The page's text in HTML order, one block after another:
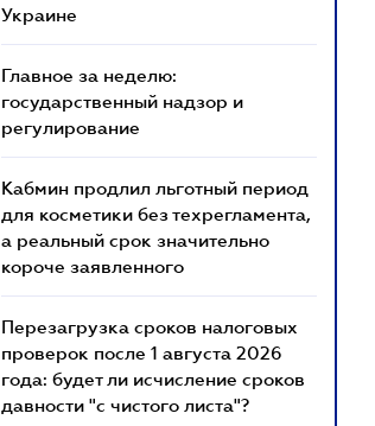
Украине
Главное за неделю:
государственный надзор и
регулирование
Кабмин продлил льготный период
для косметики без техрегламента,
а реальный срок значительно
короче заявленного
Перезагрузка сроков налоговых
проверок после 1 августа 2026
года: будет ли исчисление сроков
давности "с чистого листа"?